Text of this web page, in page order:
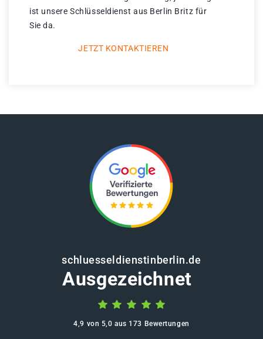
ist unsere Schlüsseldienst aus Berlin Britz für
Sie da.
JETZT KONTAKTIEREN
schluesseldienstinberlin.de
Ausgezeichnet
4,9 von 5,0 aus 173 Bewertungen